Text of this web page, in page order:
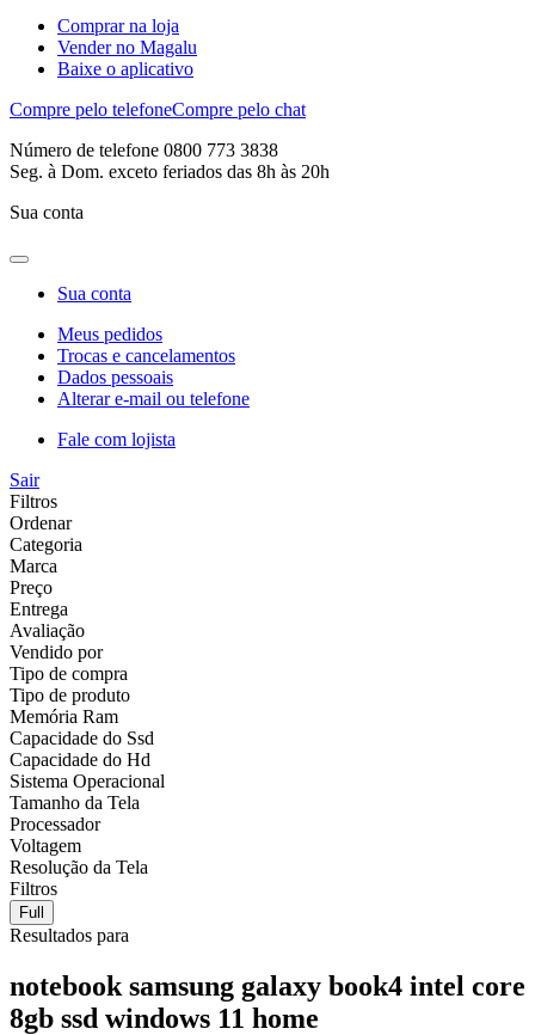
Comprar na loja
Vender no Magalu
Baixe o aplicativo
Compre pelo telefoneCompre pelo chat
Número de telefone 0800 773 3838
Seg. à Dom. exceto feriados das 8h às 20h
Sua conta
Sua conta
Meus pedidos
Trocas e cancelamentos
Dados pessoais
Alterar e-mail ou telefone
Fale com lojista
Sair
Filtros
Ordenar
Categoria
Marca
Preço
Entrega
Avaliação
Vendido por
Tipo de compra
Tipo de produto
Memória Ram
Capacidade do Ssd
Capacidade do Hd
Sistema Operacional
Tamanho da Tela
Processador
Voltagem
Resolução da Tela
Filtros
Full
Resultados para
notebook samsung galaxy book4 intel core
8gb ssd windows 11 home